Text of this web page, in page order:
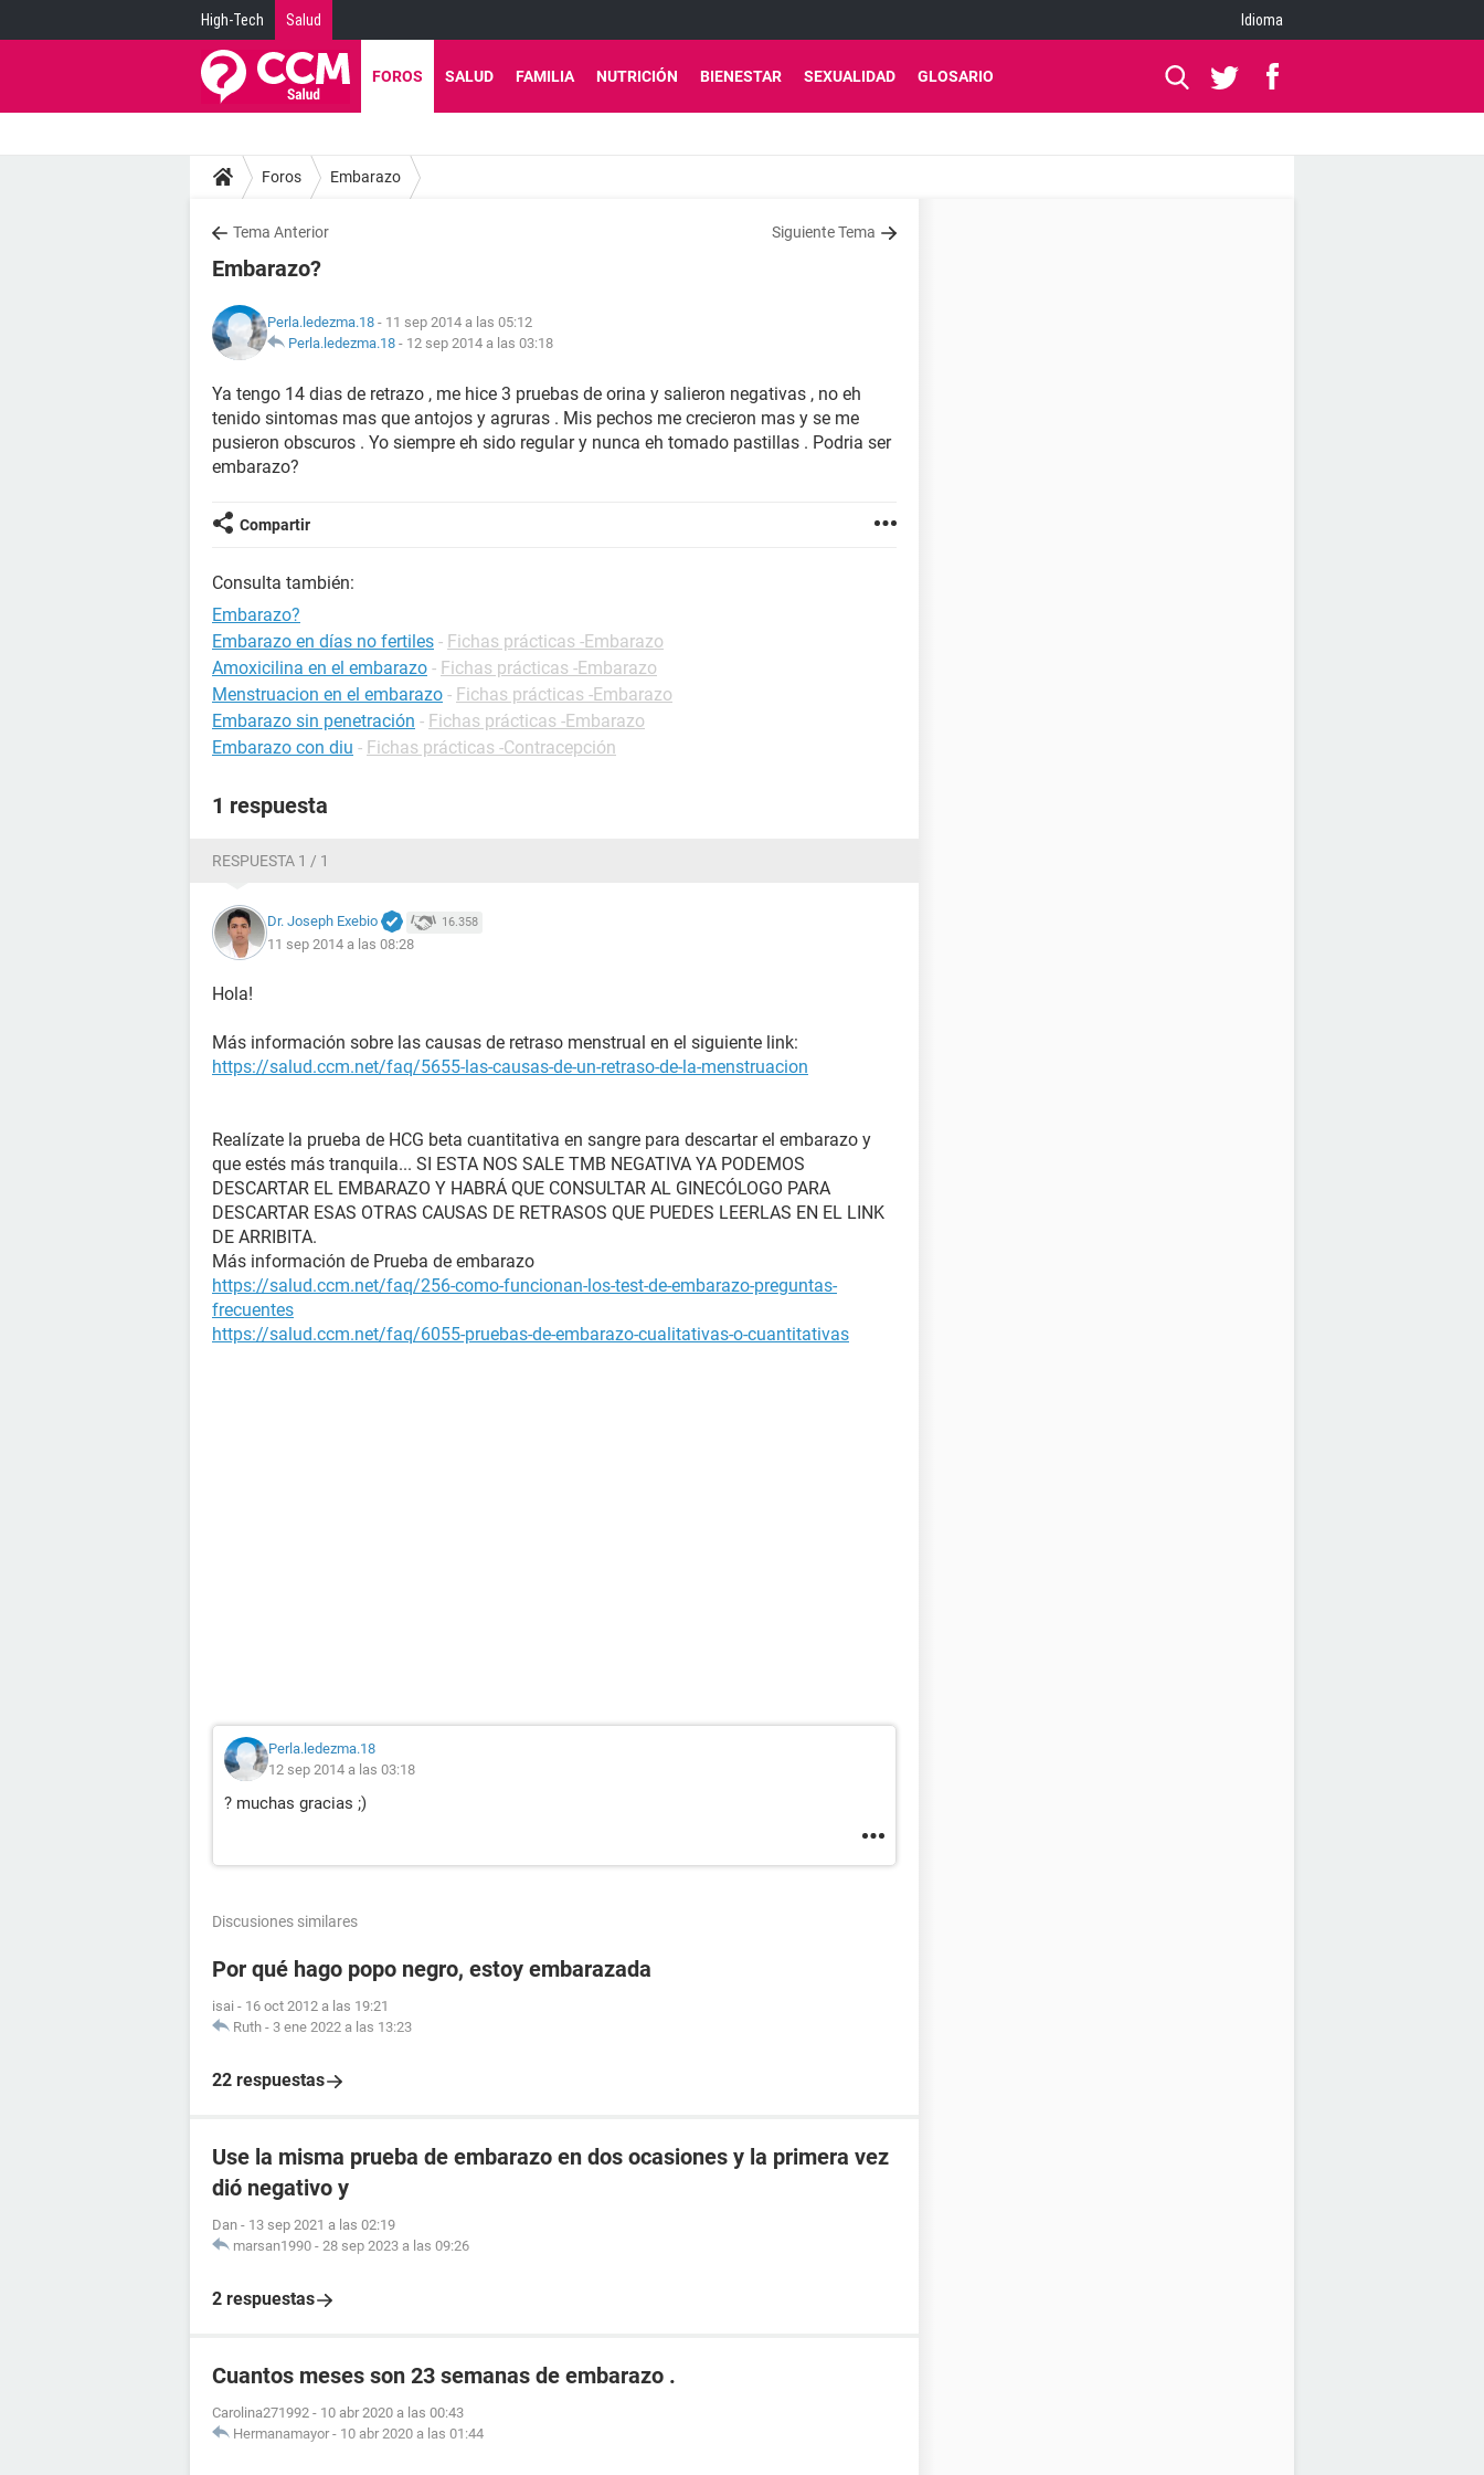
High-Tech Salud Idioma
FOROS SALUD FAMILIA NUTRICIÓN BIENESTAR SEXUALIDAD GLOSARIO
Foros Embarazo
Tema Anterior Siguiente Tema
Embarazo?
Perla.ledezma.18 - 11 sep 2014 a las 05:12
Perla.ledezma.18 - 12 sep 2014 a las 03:18
Ya tengo 14 dias de retrazo , me hice 3 pruebas de orina y salieron negativas , no eh
tenido sintomas mas que antojos y agruras . Mis pechos me crecieron mas y se me
pusieron obscuros . Yo siempre eh sido regular y nunca eh tomado pastillas . Podria ser
embarazo?
Compartir
Consulta también:
Embarazo?
Embarazo en días no fertiles - Fichas prácticas -Embarazo
Amoxicilina en el embarazo - Fichas prácticas -Embarazo
Menstruacion en el embarazo - Fichas prácticas -Embarazo
Embarazo sin penetración - Fichas prácticas -Embarazo
Embarazo con diu - Fichas prácticas -Contracepción
1 respuesta
RESPUESTA 1 / 1
Dr. Joseph Exebio 16.358
11 sep 2014 a las 08:28
Hola!
Más información sobre las causas de retraso menstrual en el siguiente link:
https://salud.ccm.net/faq/5655-las-causas-de-un-retraso-de-la-menstruacion
Realízate la prueba de HCG beta cuantitativa en sangre para descartar el embarazo y
que estés más tranquila... SI ESTA NOS SALE TMB NEGATIVA YA PODEMOS
DESCARTAR EL EMBARAZO Y HABRÁ QUE CONSULTAR AL GINECÓLOGO PARA
DESCARTAR ESAS OTRAS CAUSAS DE RETRASOS QUE PUEDES LEERLAS EN EL LINK
DE ARRIBITA.
Más información de Prueba de embarazo
https://salud.ccm.net/faq/256-como-funcionan-los-test-de-embarazo-preguntas-
frecuentes
https://salud.ccm.net/faq/6055-pruebas-de-embarazo-cualitativas-o-cuantitativas
Perla.ledezma.18
12 sep 2014 a las 03:18
? muchas gracias ;)
Discusiones similares
Por qué hago popo negro, estoy embarazada
isai - 16 oct 2012 a las 19:21
Ruth - 3 ene 2022 a las 13:23
22 respuestas
Use la misma prueba de embarazo en dos ocasiones y la primera vez
dió negativo y
Dan - 13 sep 2021 a las 02:19
marsan1990 - 28 sep 2023 a las 09:26
2 respuestas
Cuantos meses son 23 semanas de embarazo .
Carolina271992 - 10 abr 2020 a las 00:43
Hermanamayor - 10 abr 2020 a las 01:44